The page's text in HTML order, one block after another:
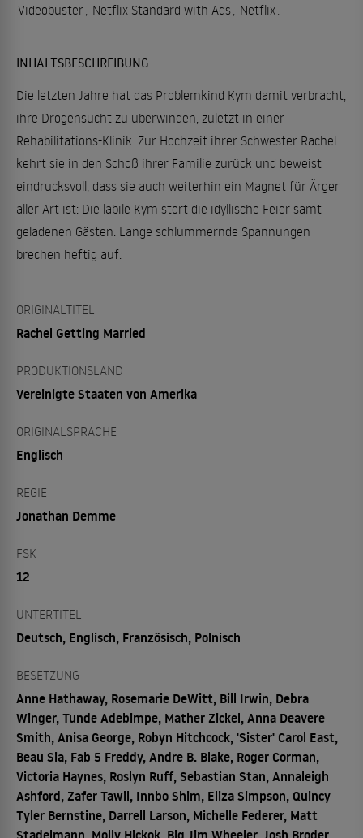
Videobuster Netflix Standard with Ads Netflix
INHALTSBESCHREIBUNG
Die letzten Jahre hat das Problemkind Kym damit verbracht,
ihre Drogensucht zu überwinden, zuletzt in einer
Rehabilitations-Klinik. Zur Hochzeit ihrer Schwester Rachel
kehrt sie in den Schoß ihrer Familie zurück und beweist
eindrucksvoll, dass sie auch weiterhin ein Magnet für Ärger
aller Art ist: Die labile Kym stört die idyllische Feier samt
geladenen Gästen. Lange schlummernde Spannungen
brechen heftig auf.
ORIGINALTITEL
Rachel Getting Married
PRODUKTIONSLAND
Vereinigte Staaten von Amerika
ORIGINALSPRACHE
Englisch
REGIE
Jonathan Demme
FSK
12
UNTERTITEL
Deutsch, Englisch, Französisch, Polnisch
BESETZUNG
Anne Hathaway, Rosemarie DeWitt, Bill Irwin, Debra
Winger, Tunde Adebimpe, Mather Zickel, Anna Deavere
Smith, Anisa George, Robyn Hitchcock, 'Sister' Carol East,
Beau Sia, Fab 5 Freddy, Andre B. Blake, Roger Corman,
Victoria Haynes, Roslyn Ruff, Sebastian Stan, Annaleigh
Ashford, Zafer Tawil, Innbo Shim, Eliza Simpson, Quincy
Tyler Bernstine, Darrell Larson, Michelle Federer, Matt